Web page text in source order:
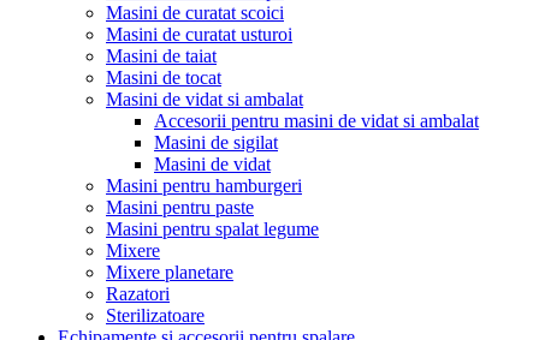
Masini de curatat scoici
Masini de curatat usturoi
Masini de taiat
Masini de tocat
Masini de vidat si ambalat
Accesorii pentru masini de vidat si ambalat
Masini de sigilat
Masini de vidat
Masini pentru hamburgeri
Masini pentru paste
Masini pentru spalat legume
Mixere
Mixere planetare
Razatori
Sterilizatoare